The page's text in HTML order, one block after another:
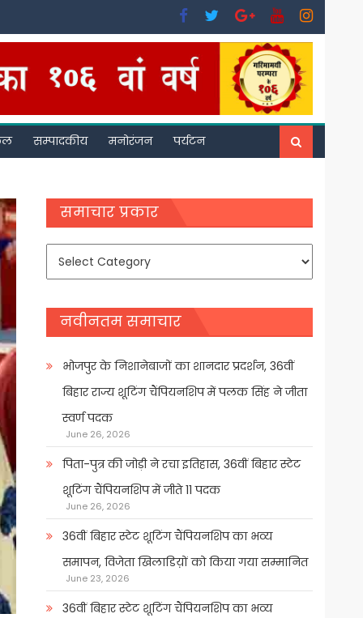
सम्पादकीय मनोरंजन पर्यटन
समाचार प्रकार
समाचार
नवीनतम समाचार
भोजपुर के निशानेबाजों का शानदार प्रदर्शन, 36वीं
बिहार राज्य शूटिंग चैंपियनशिप में पलक सिंह ने जीता
स्वर्ण पदक
June 26, 2026
पिता-पुत्र की जोड़ी ने रचा इतिहास, 36वीं बिहार स्टेट
शूटिंग चैंपियनशिप में जीते 11 पदक
June 26, 2026
36वीं बिहार स्टेट शूटिंग चैंपियनशिप का भव्य
समापन, विजेता खिलाडिय़ों को किया गया सम्मानित
June 23, 2026
36वीं बिहार स्टेट शूटिंग चैंपियनशिप का भव्य